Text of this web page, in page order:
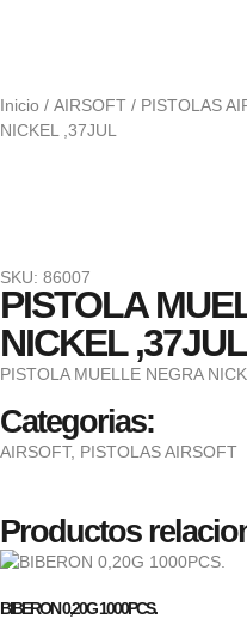
Inicio / AIRSOFT / PISTOLAS
NICKEL ,37JUL
SKU: 86007
PISTOLA
NICKEL ,37JUL
PISTOLA MUELLE NEGRA
Categorias:
AIRSOFT, PISTOLAS AIRSOFT
Productos
BIBERON 0,20G 1000PCS.